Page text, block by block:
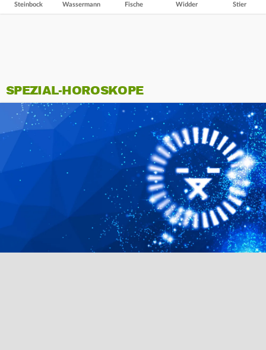
Steinbock Wassermann Fische Widder Stier
SPEZIAL-HOROSKOPE